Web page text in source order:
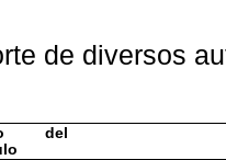
de diversos
del